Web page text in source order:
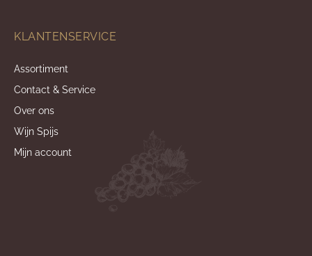
KLANTENSERVICE
Assortiment
Contact & Service
Over ons
Wijn Spijs
Mijn account